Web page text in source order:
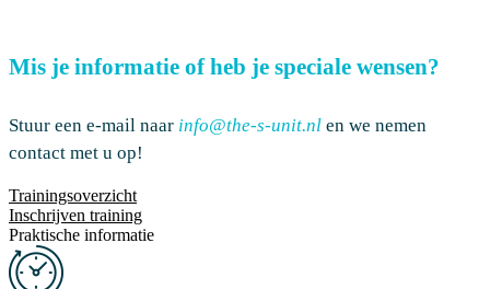
Mis je informatie of heb je speciale wensen?
Stuur een e-mail naar info@the-s-unit.nl en we nemen
contact met u op!
Trainingsoverzicht
Inschrijven training
Praktische informatie